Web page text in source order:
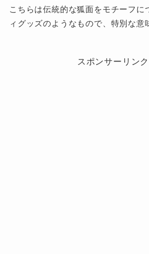
こちらは伝統的な狐面をモチーフに
ィグッズのようなもので、特別な意
スポンサーリンク